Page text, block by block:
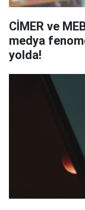
CİMER ve
medya
yolda!